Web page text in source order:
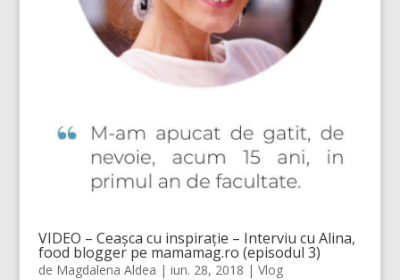
VIDEO – Ceașca cu inspirație – Interviu cu Alina,
food blogger pe mamamag.ro (episodul 3)
de Magdalena Aldea | iun. 28, 2018 | Vlog